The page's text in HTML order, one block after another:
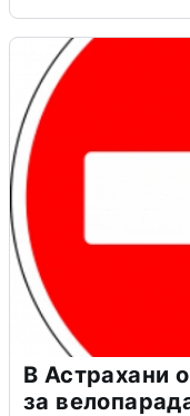
В Астрахани
за